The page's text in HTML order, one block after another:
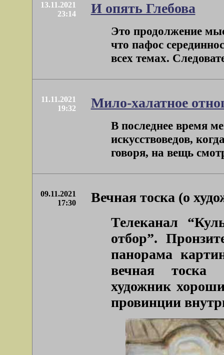
13.11.2021
23:14
И опять Глебова
Это продолжение
что пафос
всех темах.
11.11.2021
19:32
Мило-халатное
В последнее время
искусствоведов,
говоря, на вещь
09.11.2021
17:30
Вечная тоска (о
Телеканал
отбор”.
панорама
вечная тоска
художник
провинции